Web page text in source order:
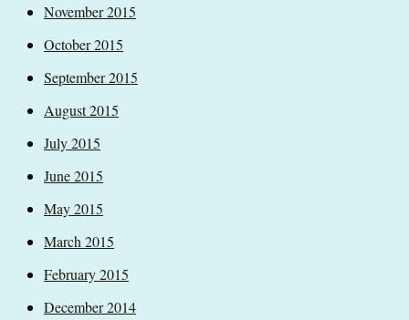
November 2015
October 2015
September 2015
August 2015
July 2015
June 2015
May 2015
March 2015
February 2015
December 2014